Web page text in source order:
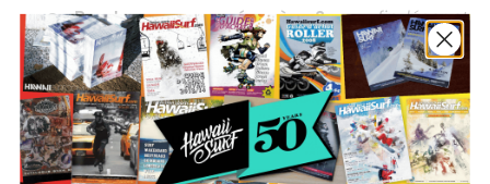
Rembourrage en néoprène 2 mm:fin, léger et
doux au toucher
Velcro moulé à petites accroches:fixation
plus solide et plus fiable
Tirette mouléepour un
décrochage rapide
et efficace